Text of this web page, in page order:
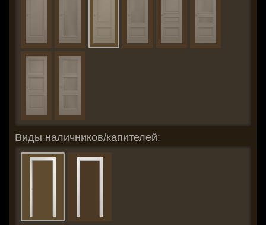
Виды наличников/капителей: